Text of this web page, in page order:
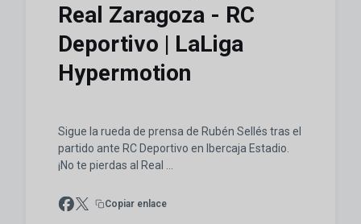
Real Zaragoza - RC
Deportivo | LaLiga
Hypermotion
Sigue la rueda de prensa de Rubén Sellés tras el
partido ante RC Deportivo en Ibercaja Estadio.
¡No te pierdas al Real ...
Copiar enlace